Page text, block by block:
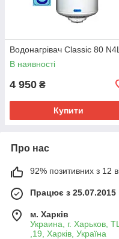
Водонагрівач Classic 80 N4L
В наявності
4 950 ₴
Купити
Про нас
92% позитивних з 12
Працює з 25.07.2015
м. Харків
Украина, г. Харьков,
,19, Харків, Україна